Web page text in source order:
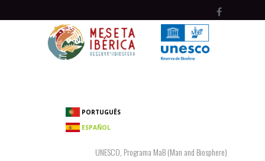
PORTUGUÊS
ESPAÑOL
UNESCO, Programa MaB (Man and Biosphere)